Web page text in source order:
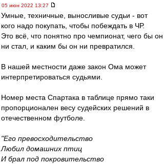
05 июн 2022 13:27
Умные, техничные, выносливые судьи - вот
кого надо покупать, чтобы побеждать в ЧР.
Это всё, что понятно про чемпионат, чего бы он
ни стал, и каким бы он ни превратился.
В нашей местности даже закон Ома может
интерпретироваться судьями.
Номер места Спартака в таблице прямо таки
пропорционален весу судейских решений в
отечественном футболе.
"Его превосходительство
Любил домашних птиц
И брал под покровительство